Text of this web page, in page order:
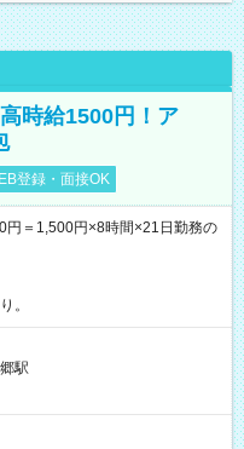
時給1500円！ア
登録・面接OK
＝1,500円×8時間×21日勤務の
。
駅